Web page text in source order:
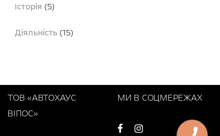
Історія (5)
Діяльність (15)
ТОВ «АВТОХАУС
ВІПОС»
МИ В СОЦМЕРЕЖАХ